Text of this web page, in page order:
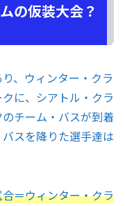
の仮装大会？
、ウィンター・クラ
に、シアトル・クラ
チーム・バスが到着
スを降りた選手達は
＝ウィンター・クラ